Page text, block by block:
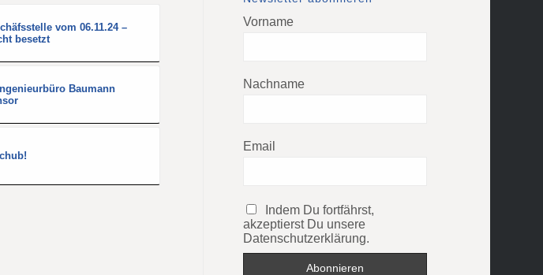
vom 06.11.24 –
besetzt
Baumann
Vorname
Nachname
Email
Indem Du fortfährst,
akzeptierst Du unsere
Datenschutzerklärung.